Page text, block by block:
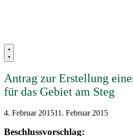
Antrag zur Erstellung
für das Gebiet am Steg
4. Februar 201511. Februar 2015
Beschlussvorschlag: